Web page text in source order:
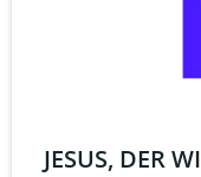
JESUS, DER